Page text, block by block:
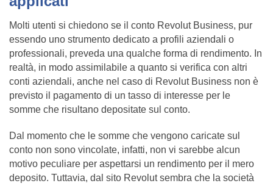
Molti utenti si chiedono se il conto Revolut Business, pur
essendo uno strumento dedicato a profili aziendali o
professionali, preveda una qualche forma di rendimento. In
realtà, in modo assimilabile a quanto si verifica con altri
conti aziendali, anche nel caso di Revolut Business non è
previsto il pagamento di un tasso di interesse per le
somme che risultano depositate sul conto.
Dal momento che le somme che vengono caricate sul
conto non sono vincolate, infatti, non vi sarebbe alcun
motivo peculiare per aspettarsi un rendimento per il mero
deposito. Tuttavia, dal sito Revolut sembra che la società